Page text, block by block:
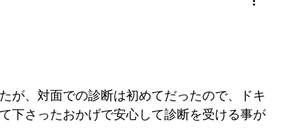
が、対面での診断は初めてだったので、ドキ
下さったおかげで安心して診断を受ける事が